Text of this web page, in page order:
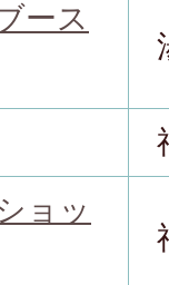
ース
ョッ